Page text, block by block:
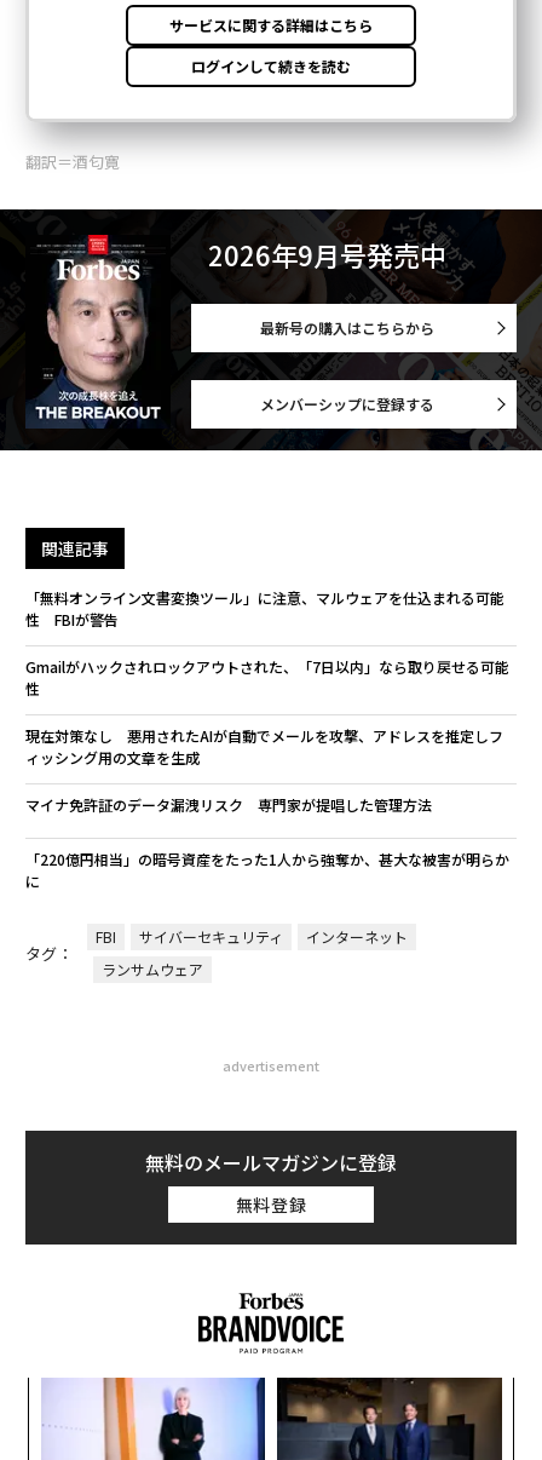
翻訳＝酒匂寛
2026年9月号発売中
最新号の購入はこちらから
メンバーシップに登録する
関連記事
「無料オンライン文書変換ツール」に注意、マルウェアを仕込まれる可能
性 FBIが警告
Gmailがハックされロックアウトされた、「7日以内」なら取り戻せる可能
性
現在対策なし 悪用されたAIが自動でメールを攻撃、アドレスを推定しフ
ィッシング用の文章を生成
マイナ免許証のデータ漏洩リスク 専門家が提唱した管理方法
「220億円相当」の暗号資産をたった1人から強奪か、甚大な被害が明らか
に
タグ：
FBI サイバーセキュリティ
インターネット
ランサムウェア
advertisement
無料のメールマガジンに登録
無料登録